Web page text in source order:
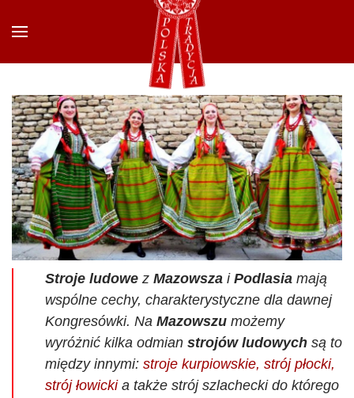
Przejdź do głównej treści
Stroje ludowe z Mazowsza i Podlasia mają
wspólne cechy, charakterystyczne dla dawnej
Kongresówki. Na Mazowszu możemy
wyróżnić kilka odmian strojów ludowych są to
między innymi: stroje kurpiowskie, strój płocki,
strój łowickia także strój szlachecki do którego